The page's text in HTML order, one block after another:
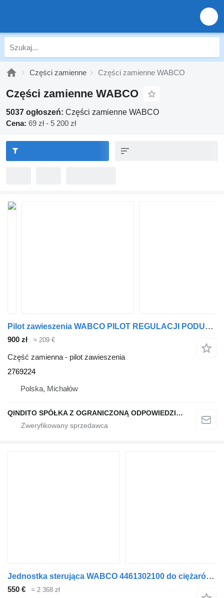
Części zamienne Części zamienne WABCO
Części zamienne WABCO
5037 ogłoszeń: Części zamienne WABCO
Cena: 69 zł - 5 200 zł
Pilot zawieszenia WABCO PILOT REGULACJI PODUSZEK SCANIA S R NGS 2769224 do ciężarówki Scania S R NGS
900 zł ≈ 209 €
Część zamienna - pilot zawieszenia
2769224
Polska, Michałów
QINDITO SPÓŁKA Z OGRANICZONĄ ODPOWIEDZIALNOŚCIĄ
Jednostka sterująca WABCO 4461302100 do ciężarówki Mercedes-Benz ACTROS
550 € ≈ 2 368 zł